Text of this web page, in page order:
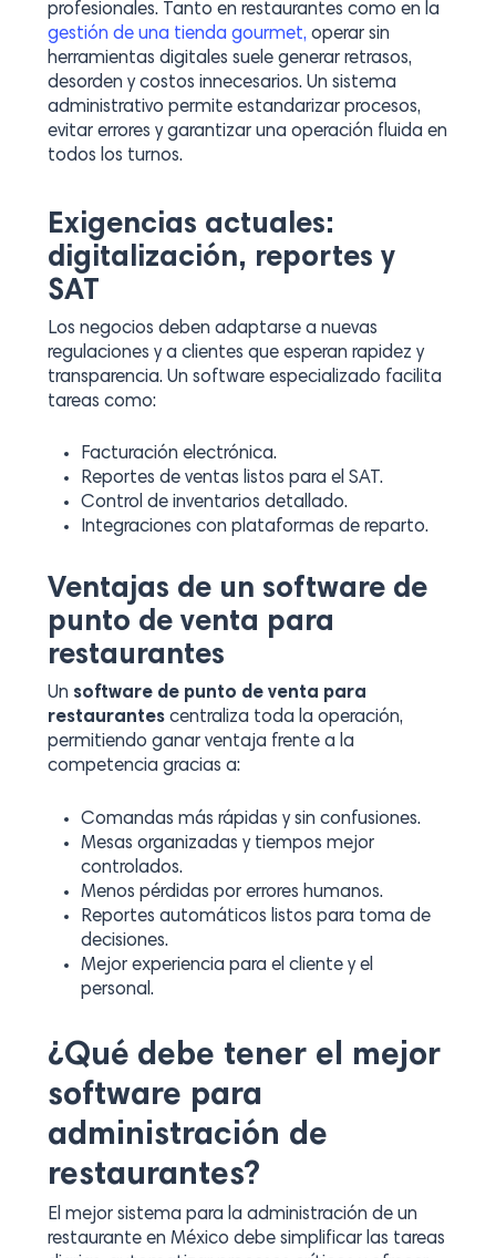
profesionales. Tanto en restaurantes como en la
gestión de una tienda gourmet, operar sin
herramientas digitales suele generar retrasos,
desorden y costos innecesarios. Un sistema
administrativo permite estandarizar procesos,
evitar errores y garantizar una operación fluida en
todos los turnos.
Exigencias actuales:
digitalización, reportes y
SAT
Los negocios deben adaptarse a nuevas
regulaciones y a clientes que esperan rapidez y
transparencia. Un software especializado facilita
tareas como:
Facturación electrónica.
Reportes de ventas listos para el SAT.
Control de inventarios detallado.
Integraciones con plataformas de reparto.
Ventajas de un software de
punto de venta para
restaurantes
Un software de punto de venta para
restaurantescentraliza toda la operación,
permitiendo ganar ventaja frente a la
competencia gracias a:
Comandas más rápidas y sin confusiones.
Mesas organizadas y tiempos mejor
controlados.
Menos pérdidas por errores humanos.
Reportes automáticos listos para toma de
decisiones.
Mejor experiencia para el cliente y el
personal.
¿Qué debe tener el mejor
software para
administración de
restaurantes?
El mejor sistema para la administración de un
restaurante en México debe simplificar las tareas